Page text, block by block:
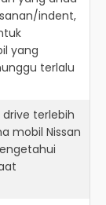
indent,
yang
terlalu
terlebih
mobil Nissan